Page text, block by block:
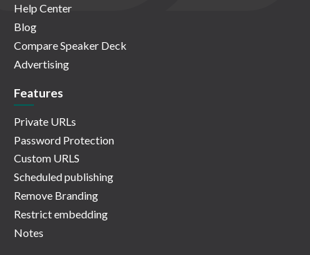
Help Center
Blog
Compare Speaker Deck
Advertising
Features
Private URLs
Password Protection
Custom URLS
Scheduled publishing
Remove Branding
Restrict embedding
Notes